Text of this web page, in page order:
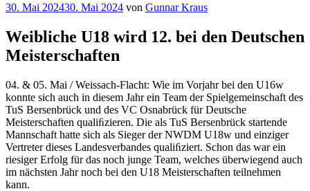
Veröffentlicht
30. Mai 202430. Mai 2024 von Gunnar Kraus
Weibliche U18 wird 12. bei den Deutschen
Meisterschaften
04. & 05. Mai / Weissach-Flacht: Wie im Vorjahr bei den U16w
konnte sich auch in diesem Jahr ein Team der Spielgemeinschaft des
TuS Bersenbrück und des VC Osnabrück für Deutsche
Meisterschaften qualiﬁzieren. Die als TuS Bersenbrück startende
Mannschaft hatte sich als Sieger der NWDM U18w und einziger
Vertreter dieses Landesverbandes qualiﬁziert. Schon das war ein
riesiger Erfolg für das noch junge Team, welches überwiegend auch
im nächsten Jahr noch bei den U18 Meisterschaften teilnehmen
kann.